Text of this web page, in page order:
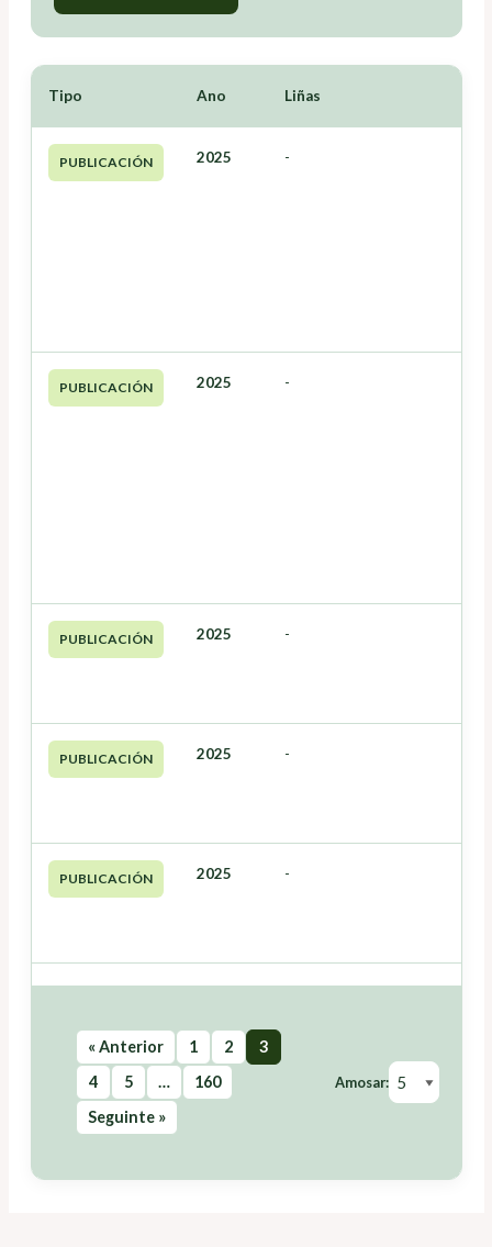
Tipo Ano Liñas
PUBLICACIÓN 2025 -
PUBLICACIÓN 2025 -
PUBLICACIÓN 2025 -
PUBLICACIÓN 2025 -
PUBLICACIÓN 2025 -
« Anterior 1 2
3
4
5 …
160
Seguinte »
Amosar: